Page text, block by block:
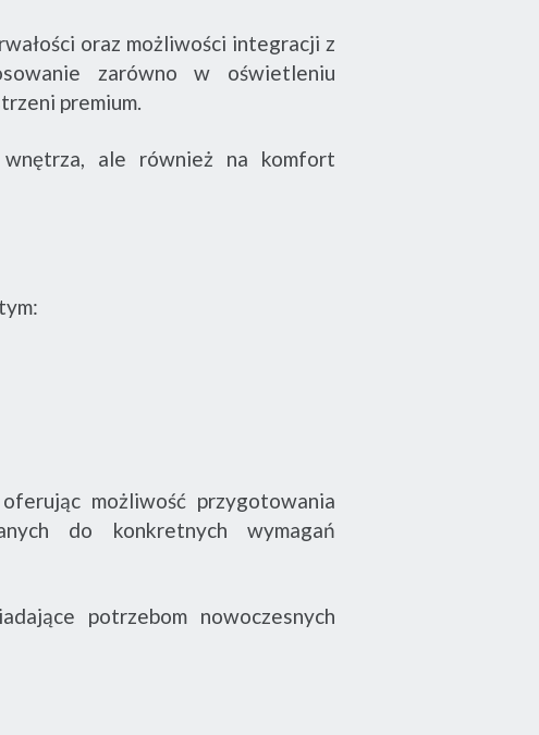
oraz możliwości integracji z
zarówno w oświetleniu
premium.
ale również na komfort
możliwość przygotowania
do konkretnych wymagań
potrzebom nowoczesnych